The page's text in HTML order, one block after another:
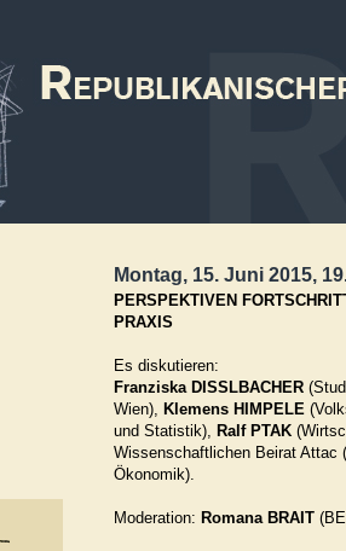
Montag, 15. Juni 2015,
PERSPEKTIVEN
PRAXIS
Es diskutieren:
Franziska DISSLBACHER
Wien), Klemens HIMPELE
und Statistik), Ralf PTAK
Wissenschaftlichen Beirat Attac
Ökonomik).
Moderation: Romana BRAIT